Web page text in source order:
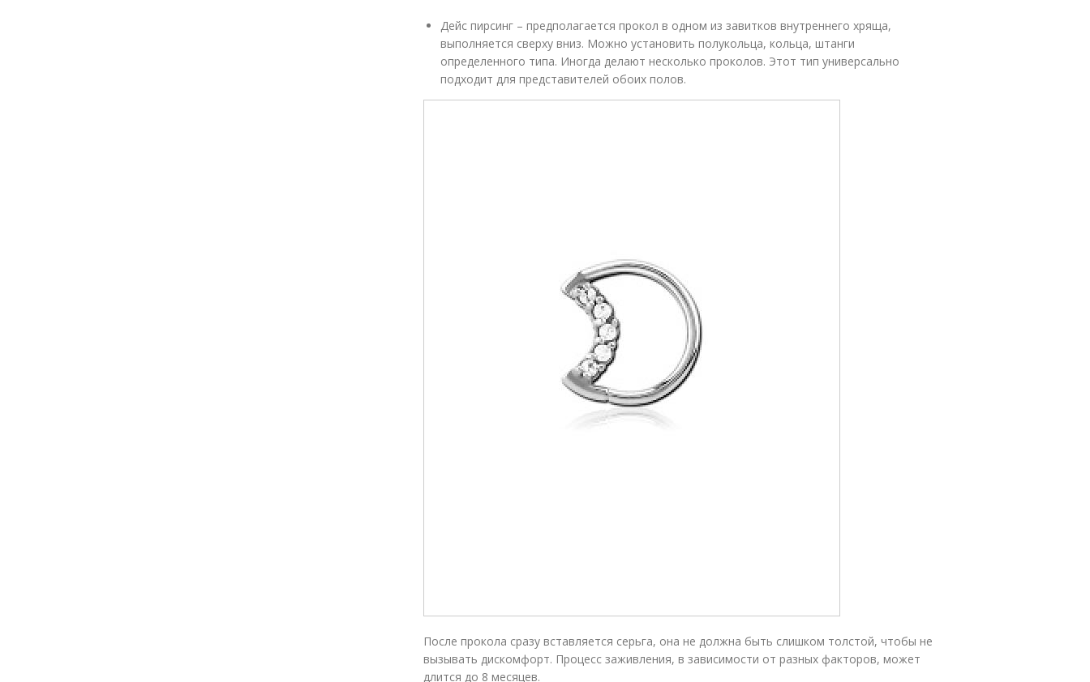
Дейс пирсинг – предполагается прокол в одном из завитков внутреннего хряща,
выполняется сверху вниз. Можно установить полукольца, кольца, штанги
определенного типа. Иногда делают несколько проколов. Этот тип универсально
подходит для представителей обоих полов.
После прокола сразу вставляется серьга, она не должна быть слишком толстой, чтобы не
вызывать дискомфорт. Процесс заживления, в зависимости от разных факторов, может
длится до 8 месяцев.